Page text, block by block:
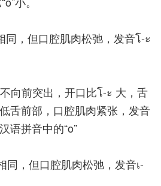
同，但口腔肌肉松弛，发音โ-ะ
向前突出，开口比โ-ะ 大，舌
舌前部，口腔肌肉紧张，发音
语拼音中的“o”
同，但口腔肌肉松弛，发音เ-